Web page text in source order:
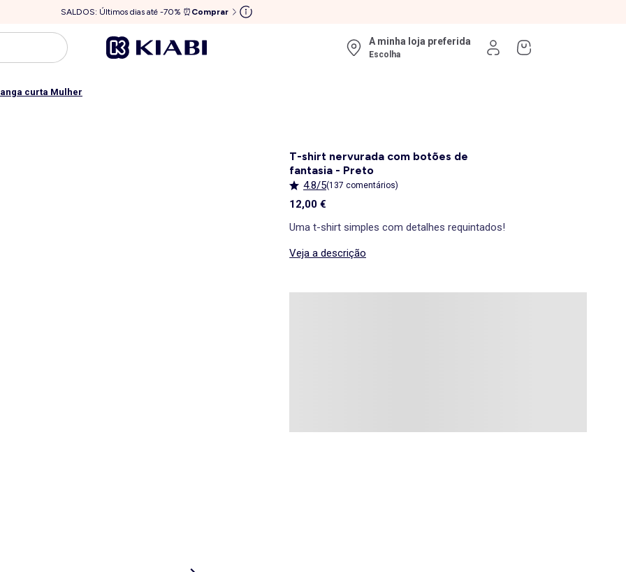
SALDOS: Últimos dias até -70% ⏰ Comprar
A minha loja preferida
Escolha
curta Mulher
T-shirt nervurada com botões de
fantasia - Preto
4.8/5(137 comentários)
12,00 €
Uma t-shirt simples com detalhes requintados!
Veja a descrição